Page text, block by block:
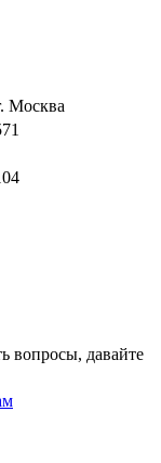
Москва
вопросы, давайте